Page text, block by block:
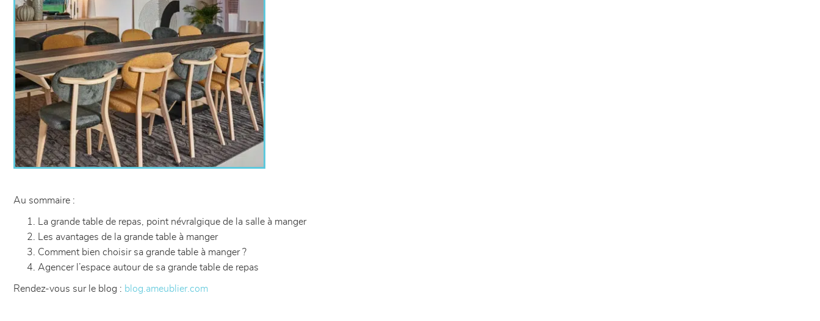
Au sommaire :
La grande table de repas, point névralgique de la salle à manger
Les avantages de la grande table à manger
Comment bien choisir sa grande table à manger ?
Agencer l’espace autour de sa grande table de repas
Rendez-vous sur le blog : blog.ameublier.com